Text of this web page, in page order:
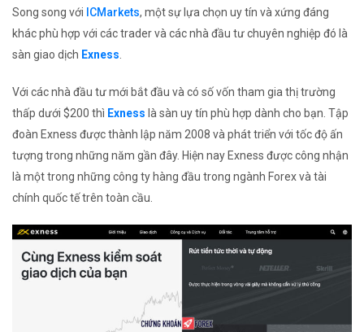
Song song với ICMarkets, một sự lựa chọn uy tín và xứng đáng
khác phù hợp với các trader và các nhà đầu tư chuyên nghiệp đó là
sàn giao dịch Exness.
Với các nhà đầu tư mới bắt đầu và có số vốn tham gia thị trường
thấp dưới $200 thì Exness là sàn uy tín phù hợp dành cho bạn. Tập
đoàn Exness được thành lập năm 2008 và phát triển với tốc độ ấn
tượng trong những năm gần đây. Hiện nay Exness được công nhận
là một trong những công ty hàng đầu trong ngành Forex và tài
chính quốc tế trên toàn cầu.